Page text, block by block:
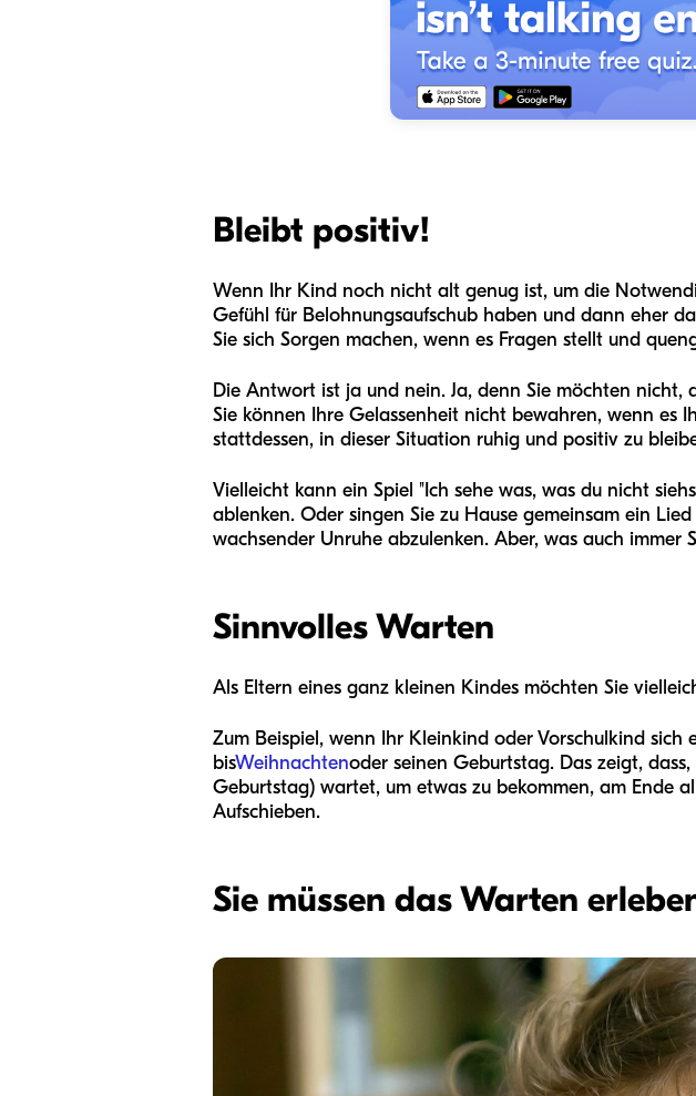
Bleibt positiv!
Wenn Ihr Kind noch nicht alt genug ist, um die
Gefühl für Belohnungsaufschub haben und dann eher
Sie sich Sorgen machen, wenn es Fragen stellt und
Die Antwort ist ja und nein. Ja, denn Sie möchten
Sie können Ihre Gelassenheit nicht bewahren, wenn es
stattdessen, in dieser Situation ruhig und positiv zu
Vielleicht kann ein Spiel "Ich sehe was, was du nicht
ablenken. Oder singen Sie zu Hause gemeinsam ein
wachsender Unruhe abzulenken. Aber, was auch immer
Sinnvolles Warten
Als Eltern eines ganz kleinen Kindes möchten Sie
Zum Beispiel, wenn Ihr Kleinkind oder Vorschulkind
bisWeihnachtenoder seinen Geburtstag. Das zeigt,
Geburtstag) wartet, um etwas zu bekommen, am Ende
Aufschieben.
Sie müssen das Warten